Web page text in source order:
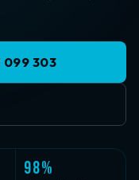
099 303
98%